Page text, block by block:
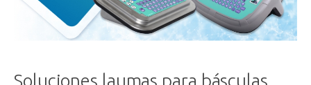
Soluciones laumas para básculas